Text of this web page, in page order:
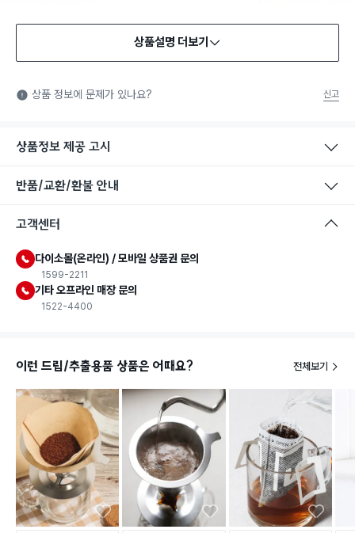
식품용 기구: 식품위생법에서 정한 규격에 따라 제조되어 식품 또
는 식품첨가물에 사용할 수 있는 식품용기구라는 표시입니다.
상품설명 더보기
상품 정보에 문제가 있나요? 신고
상품정보 제공 고시
반품/교환/환불 안내
고객센터
다이소몰(온라인) / 모바일 상품권 문의
1599-2211
기타 오프라인 매장 문의
1522-4400
이런 드립/추출용품 상품은 어때요? 전체보기